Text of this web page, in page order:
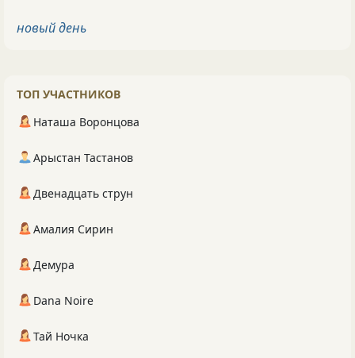
новый день
ТОП УЧАСТНИКОВ
Наташа Воронцова
Арыстан Тастанов
Двенадцать струн
Амалия Сирин
Демура
Dana Noire
Тай Ночка